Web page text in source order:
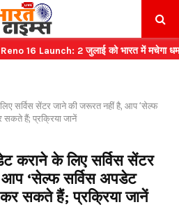
2 जुलाई को भारत में मचेगा धमाल
सर्विस सेंटर जाने की जरूरत नहीं है, आप ‘सेल्फ
सकते हैं; प्रक्रिया जानें
कराने के लिए सर्विस सेंटर
‘सेल्फ सर्विस अपडेट
कर सकते हैं; प्रक्रिया जानें